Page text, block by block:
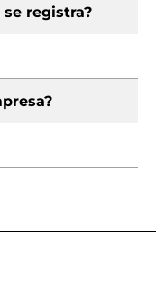
registra?